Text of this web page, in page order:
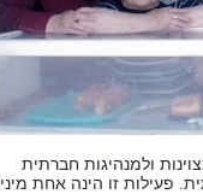
ולמנהיגות חברתית
פעילות זו הינה אחת מיני